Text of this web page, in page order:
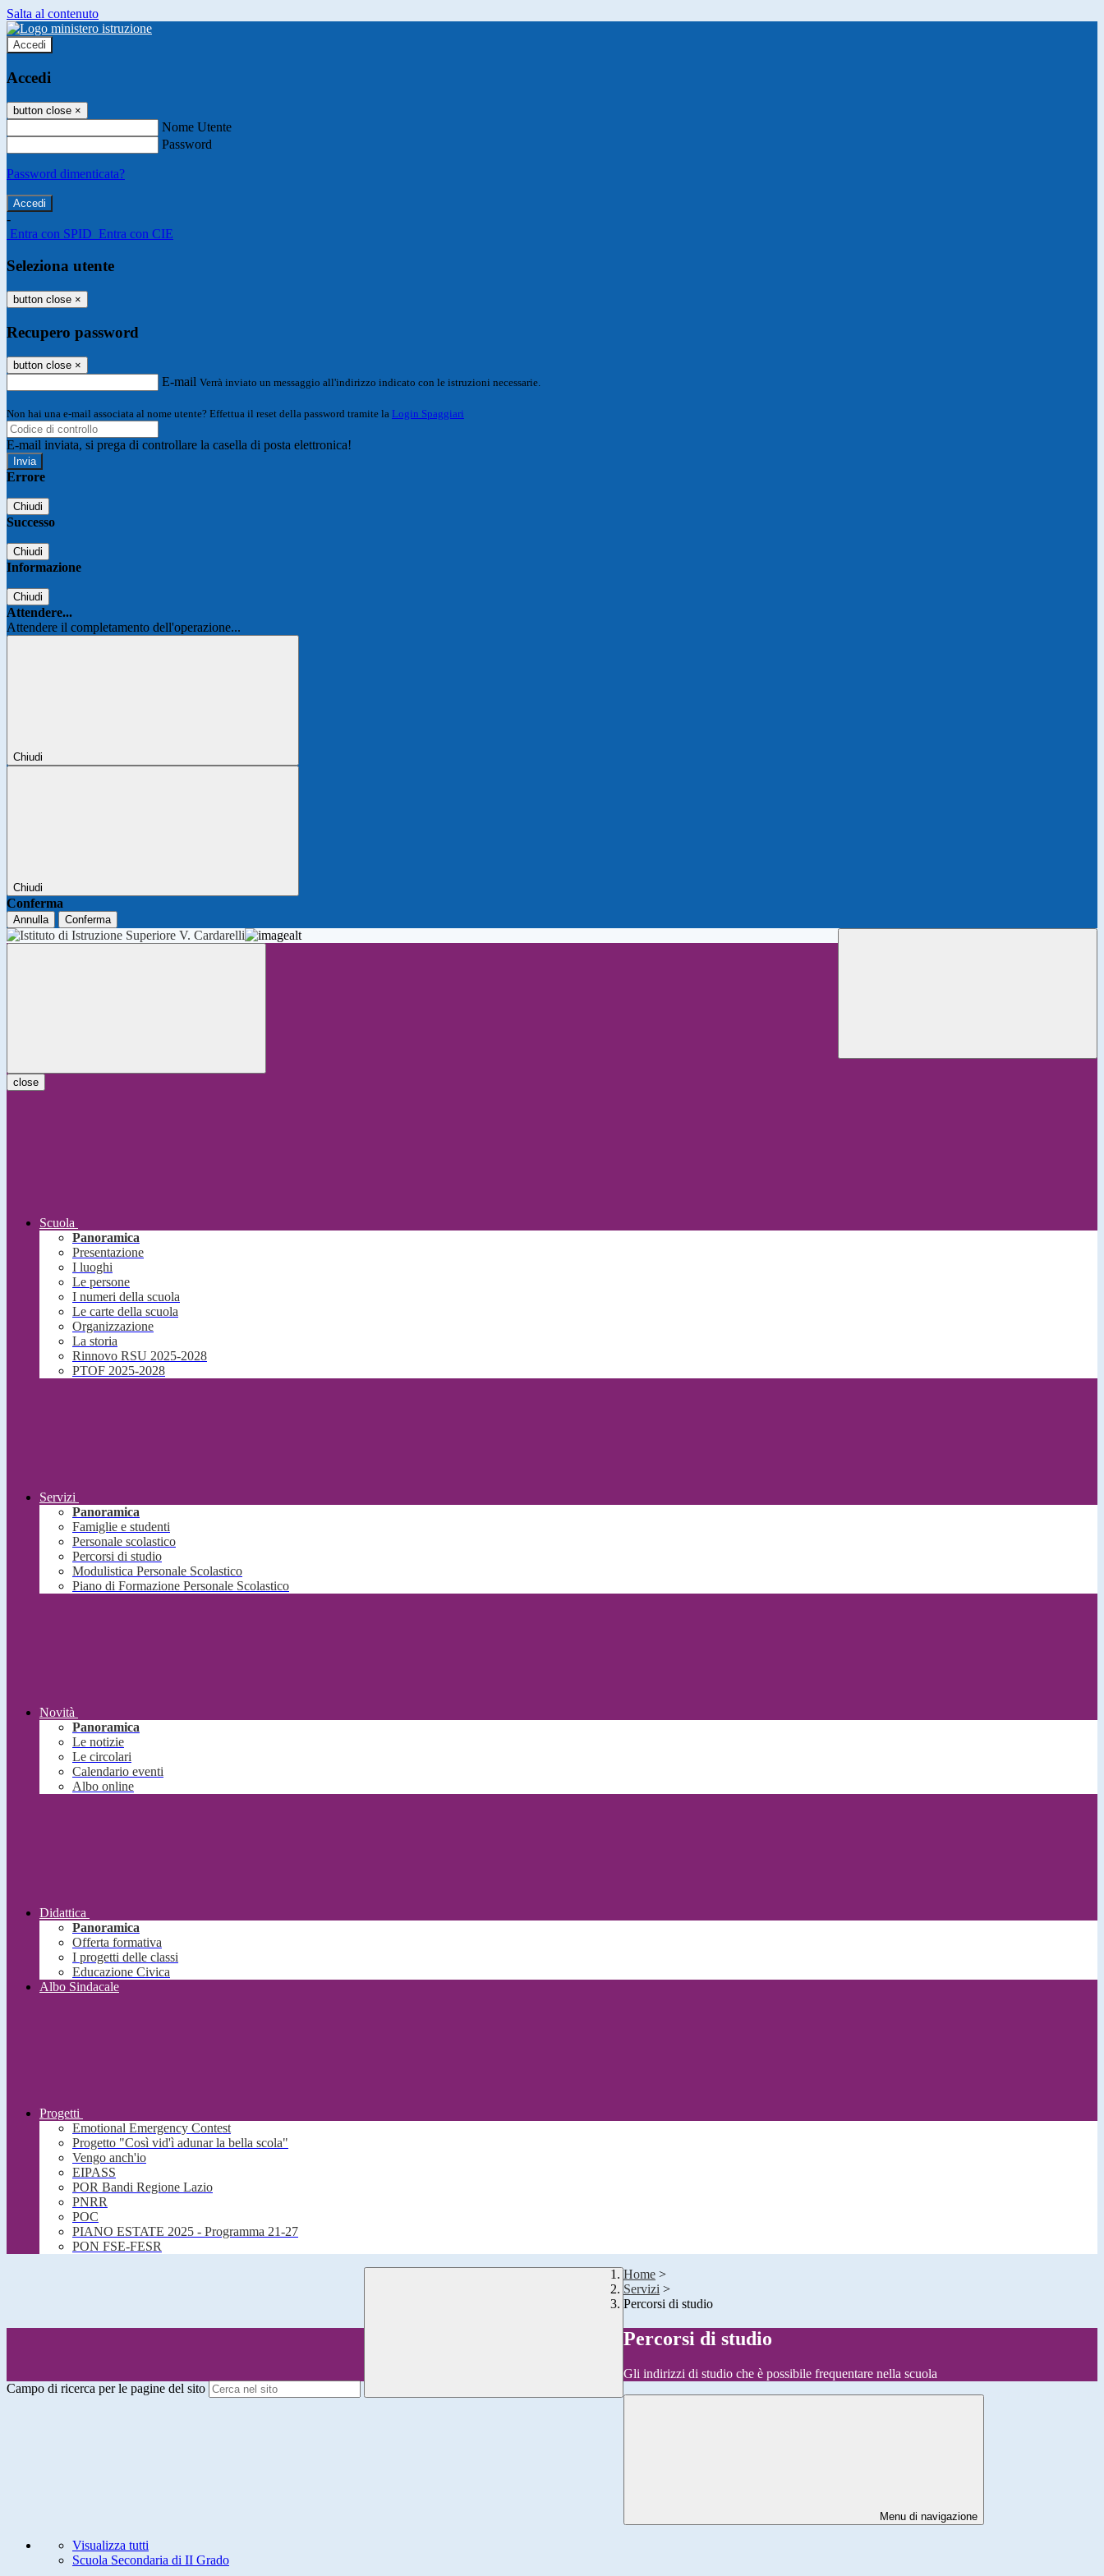
Salta al contenuto
Accedi
Accedi
button close ×
Nome Utente
Password
Password dimenticata?
-
Entra con SPID Entra con CIE
Seleziona utente
button close ×
Recupero password
button close ×
E-mail Verrà inviato un messaggio all'indirizzo indicato con le istruzioni necessarie.
Non hai una e-mail associata al nome utente? Effettua il reset della password tramite la Login Spaggiari
E-mail inviata, si prega di controllare la casella di posta elettronica!
Errore
Chiudi
Successo
Chiudi
Informazione
Chiudi
Attendere...
Attendere il completamento dell'operazione...
Chiudi
Chiudi
Conferma
Annulla Conferma
close
Scuola
Panoramica
Presentazione
I luoghi
Le persone
I numeri della scuola
Le carte della scuola
Organizzazione
La storia
Rinnovo RSU 2025-2028
PTOF 2025-2028
Servizi
Panoramica
Famiglie e studenti
Personale scolastico
Percorsi di studio
Modulistica Personale Scolastico
Piano di Formazione Personale Scolastico
Novità
Panoramica
Le notizie
Le circolari
Calendario eventi
Albo online
Didattica
Panoramica
Offerta formativa
I progetti delle classi
Educazione Civica
Albo Sindacale
Progetti
Emotional Emergency Contest
Progetto "Così vid'ì adunar la bella scola"
Vengo anch'io
EIPASS
POR Bandi Regione Lazio
PNRR
POC
PIANO ESTATE 2025 - Programma 21-27
PON FSE-FESR
Campo di ricerca per le pagine del sito
Home >
Servizi >
Percorsi di studio
Percorsi di studio
Gli indirizzi di studio che è possibile frequentare nella scuola
Menu di navigazione
Visualizza tutti
Scuola Secondaria di II Grado